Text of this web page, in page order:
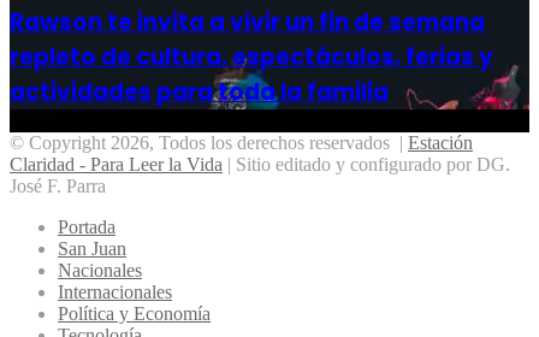
Rawson te invita a vivir un fin de semana
repleto de cultura, espectáculos, ferias y
actividades para toda la familia
© Copyright 2026, Todos los derechos reservados | Estación
Claridad - Para Leer la Vida | Sitio editado y configurado por DG.
José F. Parra
Portada
San Juan
Nacionales
Internacionales
Política y Economía